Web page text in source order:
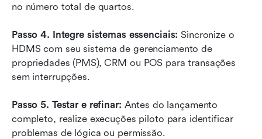
no número total de quartos.
Passo 4. Integre sistemas essenciais: Sincronize o
HDMS com seu sistema de gerenciamento de
propriedades (PMS), CRM ou POS para transações
sem interrupções.
Passo 5. Testar e refinar: Antes do lançamento
completo, realize execuções piloto para identificar
problemas de lógica ou permissão.